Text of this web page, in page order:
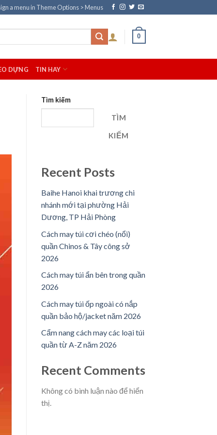
a menu in Theme Options > Menus
0
DỰNG TIN HAY
Tìm kiếm
TÌM
KIẾM
Recent Posts
Baihe Hanoi khai trương chi
nhánh mới tại phường Hải
Dương, TP Hải Phòng
Cách may túi cơi chéo (nổi)
quần Chinos & Tây công sở
2026
Cách may túi ẩn bên trong quần
2026
Cách may túi ốp ngoài có nắp
quần bảo hộ/jacket năm 2026
Cẩm nang cách may các loại túi
quần từ A-Z năm 2026
Recent Comments
Không có bình luận nào để hiển
thị.